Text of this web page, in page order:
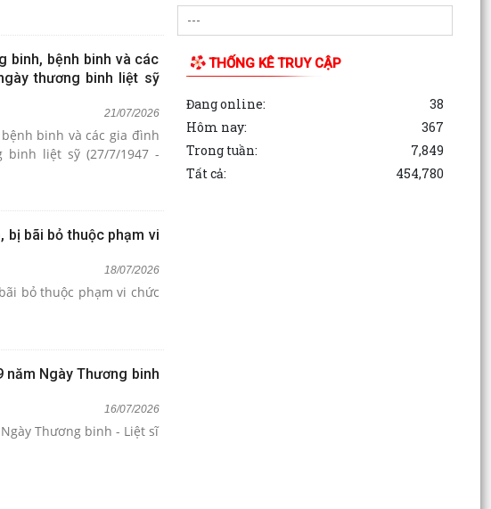
binh, bệnh binh và các
thương binh liệt sỹ
21/07/2026
binh và các gia đình
liệt sỹ (27/7/1947 -
bị bãi bỏ thuộc phạm vi
18/07/2026
bỏ thuộc phạm vi chức
năm Ngày Thương binh
16/07/2026
Thương binh - Liệt sĩ
THỐNG KÊ TRUY CẬP
Đang online:
38
Hôm nay:
367
Trong tuần:
7,849
Tất cả:
454,780